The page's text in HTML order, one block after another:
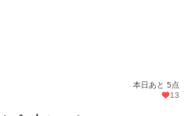
本日あと 5点
13